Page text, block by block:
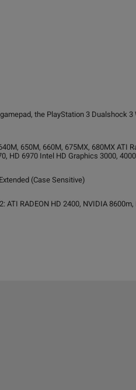
the PlayStation 3 Dualshock
650M, 660M, 675MX, 680MX ATI
HD 6970 Intel HD Graphics 3000, 4000
(Case Sensitive)
RADEON HD 2400, NVIDIA